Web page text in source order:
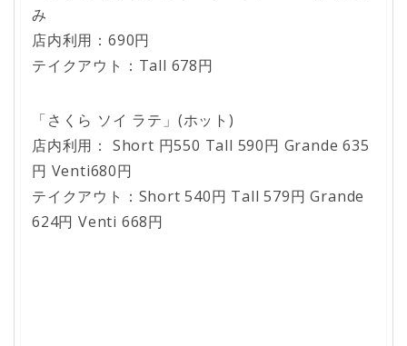
み
店内利用：690円
テイクアウト：Tall 678円
「さくら ソイ ラテ」(ホット)
店内利用： Short 円550 Tall 590円 Grande 635
円 Venti680円
テイクアウト：Short 540円 Tall 579円 Grande
624円 Venti 668円